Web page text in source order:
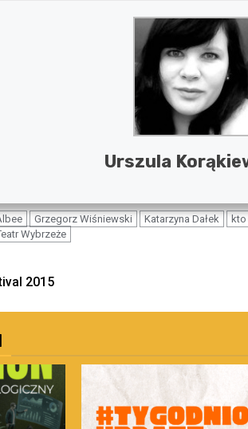
Urszula
Grzegorz Wiśniewski Katarzyna Dałek
Wybrzeże
2015